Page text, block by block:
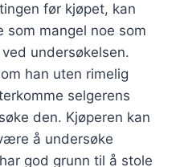
før kjøpet, kan
som mangel noe som
undersøkelsen.
han uten rimelig
selgerens
den. Kjøperen kan
å undersøke
god grunn til å stole